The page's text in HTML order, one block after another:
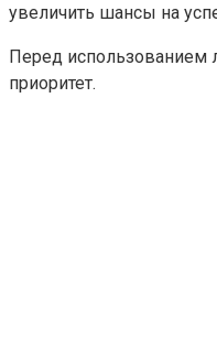
увеличить шансы на
Перед использованием
приоритет.